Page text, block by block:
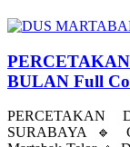
BULAN Full
PERCETAKAN
SURABAYA 🔹